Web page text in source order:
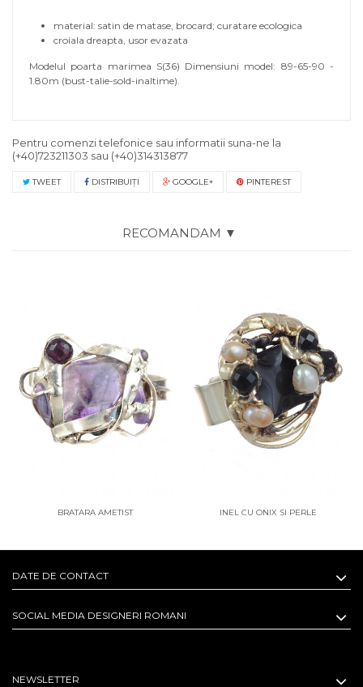
material: satin de matase, brocard; curatare ecologica
croiala dreapta, usor evazata
Modelul poarta marimea S(36) Dimensiuni model: 89-65-90 -
1.80m (bust-talie-sold-inaltime).
Pentru comenzi telefonice sau informatii suna-ne la
(+40)723211303 sau (+40)314313877
TWEET DISTRIBUIŢI GOOGLE+ PINTEREST
RECOMANDAM ▼
BRATARA AMETIST INEL CU ONIX SI PERLE
DATE DE CONTACT
SOCIAL MEDIA DESIGNERI ROMANI
NEWSLETTER